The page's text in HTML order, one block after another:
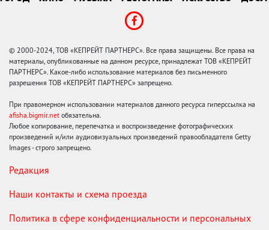
© 2000-2024, ТОВ «КЕПРЕЙТ ПАРТНЕРС». Все права защищены. Все права на
материалы, опубликованные на данном ресурсе, принадлежат ТОВ «КЕПРЕЙТ
ПАРТНЕРС». Какое-либо использование материалов без письменного
разрешения ТОВ «КЕПРЕЙТ ПАРТНЕРС» запрещено.
При правомерном использовании материалов данного ресурса гиперссылка на
afisha.bigmir.net обязательна.
Любое копирование, перепечатка и воспроизведение фотографических
произведений и/или аудиовизуальных произведений правообладателя Getty
Images - строго запрещено.
Редакция
Наши контакты и схема проезда
Политика в сфере конфиденциальности и персональных